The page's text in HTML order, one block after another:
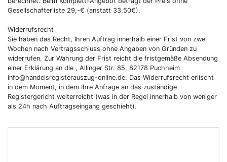
Gesellschafterliste 29,-€ (anstatt 33,50€).
Widerrufsrecht
Sie haben das Recht, Ihren Auftrag innerhalb einer Frist von zwei
Wochen nach Vertragsschluss ohne Angaben von Gründen zu
widerrufen. Zur Wahrung der Frist reicht die fristgemäße Absendung
einer Erklärung an die , Allinger Str. 85, 82178 Puchheim
info@handelsregisterauszug-online.de. Das Widerrufsrecht erlischt
in dem Moment, in dem Ihre Anfrage an das zuständige
Registergericht weiterreicht (was in der Regel innerhalb von weniger
als 24h nach Auftragseingang geschieht).